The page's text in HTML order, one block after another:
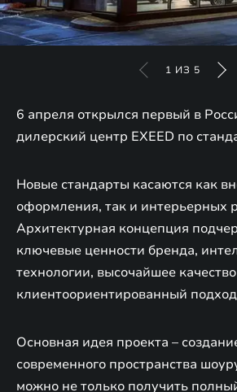
1 ИЗ 5
6 апреля открылся первый в
дилерский центр EXEED по
Новые стандарты касаются как
оформления, так и интерьерных
Архитектурная концепция
ключевые ценности бренда,
технологии, высочайшее
клиентоориентированный
Основная идея проекта –
современного пространства
можно не только получить